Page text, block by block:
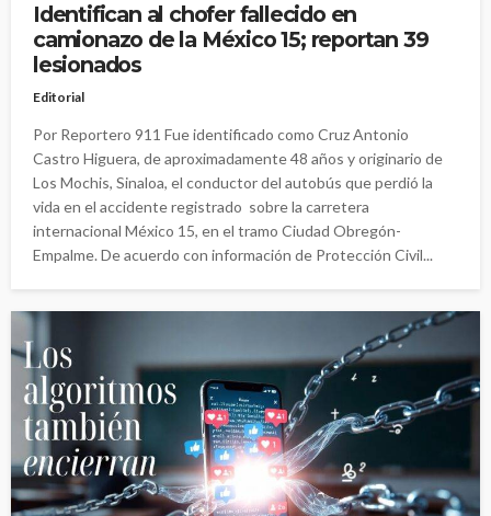
Identifican al chofer fallecido en
camionazo de la México 15; reportan 39
lesionados
Editorial
Por Reportero 911 Fue identificado como Cruz Antonio
Castro Higuera, de aproximadamente 48 años y originario de
Los Mochis, Sinaloa, el conductor del autobús que perdió la
vida en el accidente registrado sobre la carretera
internacional México 15, en el tramo Ciudad Obregón-
Empalme. De acuerdo con información de Protección Civil...